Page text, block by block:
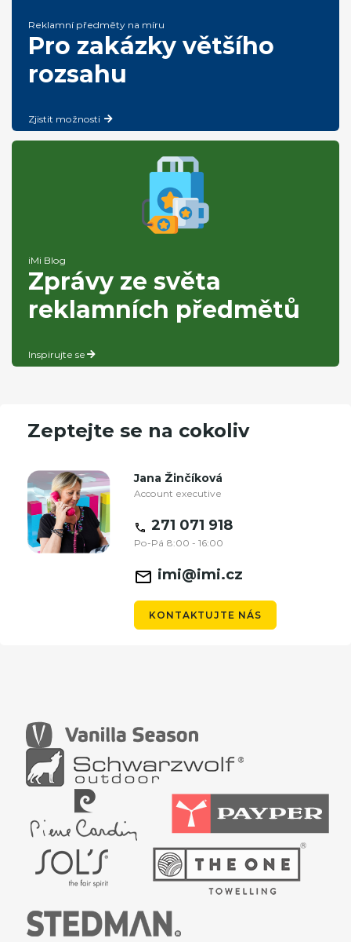
Reklamní předměty na míru
Pro zakázky většího
rozsahu
Zjistit možnosti
iMi Blog
Zprávy ze světa
reklamních předmětů
Inspirujte se
Zeptejte se na cokoliv
Jana Žinčíková
Account executive
271 071 918
Po-Pá 8:00 - 16:00
imi@imi.cz
KONTAKTUJTE NÁS